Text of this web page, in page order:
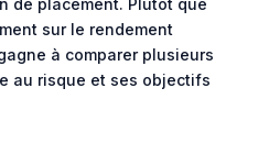
sur le rendement
à comparer plusieurs
au risque et ses objectifs